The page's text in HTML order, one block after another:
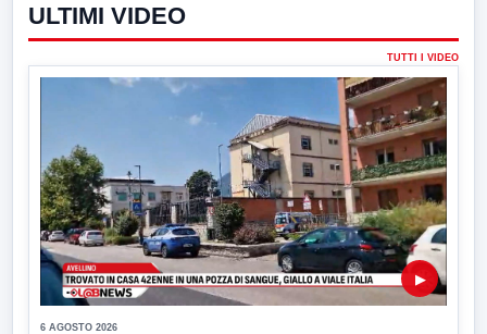
ULTIMI VIDEO
TUTTI I VIDEO
▶
6 AGOSTO 2026